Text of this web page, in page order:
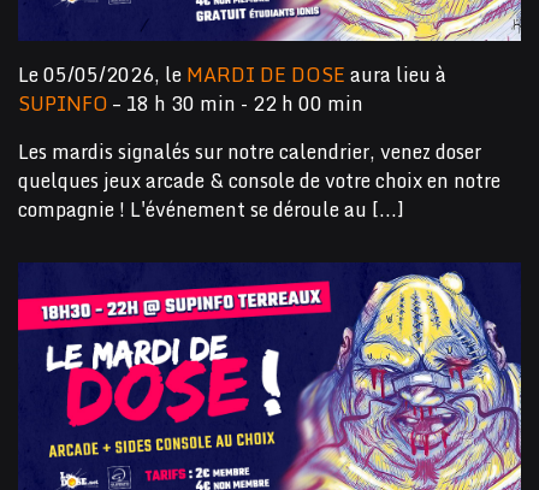
Le 05/05/2026, leMARDI DE DOSEaura lieu à
SUPINFO– 18 h 30 min - 22 h 00 min
Les mardis signalés sur notre calendrier, venez doser
quelques jeux arcade & console de votre choix en notre
compagnie ! L'événement se déroule au [...]